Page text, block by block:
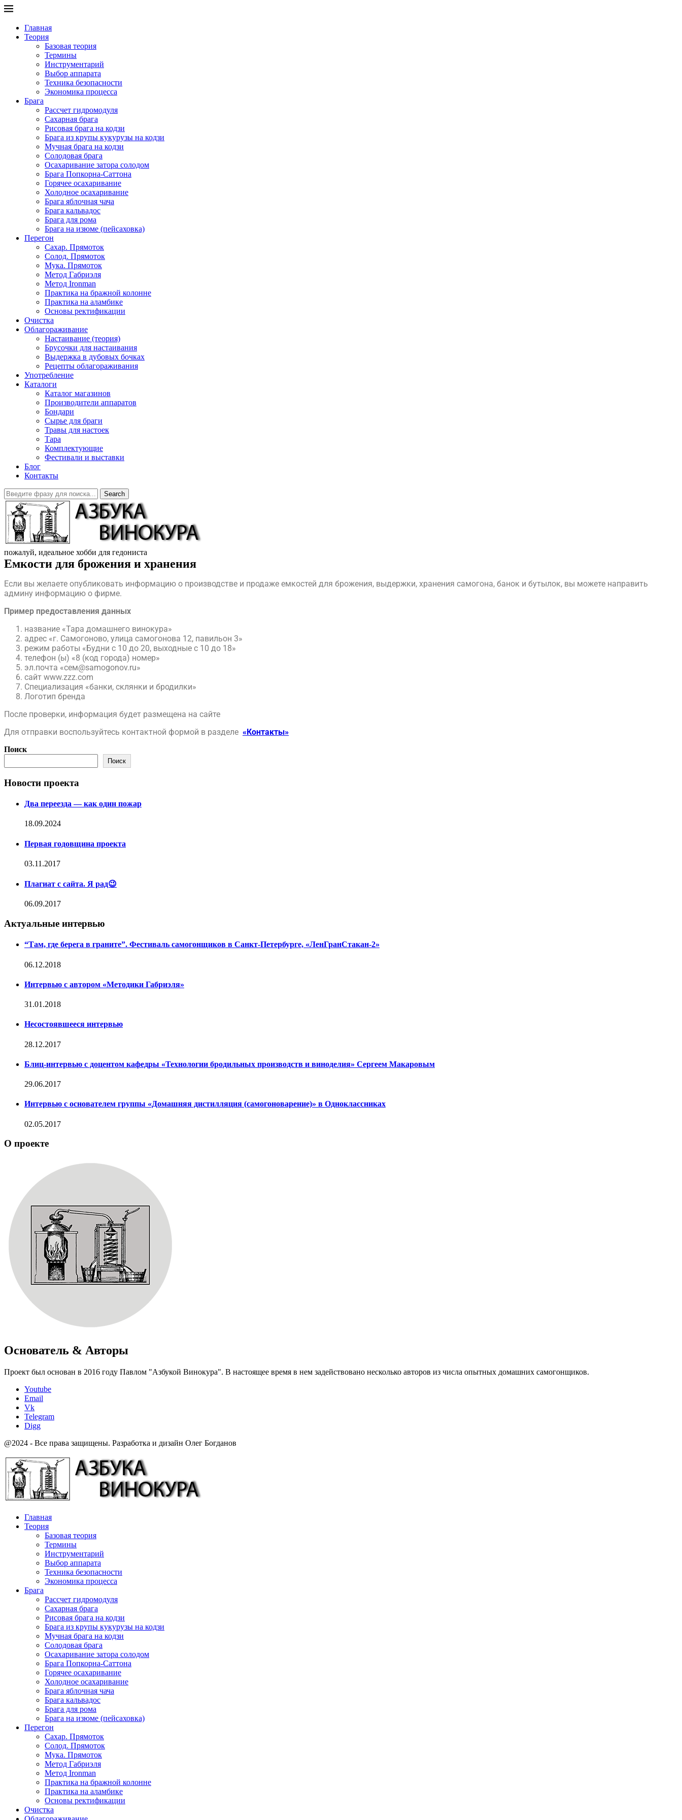
Главная
Теория
Базовая теория
Термины
Инструментарий
Выбор аппарата
Техника безопасности
Экономика процесса
Брага
Рассчет гидромодуля
Сахарная брага
Рисовая брага на кодзи
Брага из крупы кукурузы на кодзи
Мучная брага на кодзи
Солодовая брага
Осахаривание затора солодом
Брага Попкорна-Саттона
Горячее осахаривание
Холодное осахаривание
Брага яблочная чача
Брага кальвадос
Брага для рома
Брага на изюме (пейсаховка)
Перегон
Сахар. Прямоток
Солод. Прямоток
Мука. Прямоток
Метод Габриэля
Метод Ironman
Практика на бражной колонне
Практика на аламбике
Основы ректификации
Очистка
Облагораживание
Настаивание (теория)
Брусочки для настаивания
Выдержка в дубовых бочках
Рецепты облагораживания
Употребление
Каталоги
Каталог магазинов
Производители аппаратов
Бондари
Сырье для браги
Травы для настоек
Тара
Комплектующие
Фестивали и выставки
Блог
Контакты
Search
пожалуй, идеальное хобби для гедониста
Емкости для брожения и хранения
Если вы желаете опубликовать информацию о производстве и продаже емкостей для брожения, выдержки, хранения самогона, банок и бутылок, вы можете направить
админу информацию о фирме.
​Пример предоставления данных
название «Тара домашнего винокура»
адрес «г. Самогоново, улица самогонова 12, павильон 3»
режим работы «Будни с 10 до 20, выходные с 10 до 18»
телефон (ы) «8 (код города) номер»
эл.почта «сем@samogonov.ru»
сайт www.zzz.com
Специализация «банки, склянки и бродилки»
Логотип бренда
​После проверки, информация будет размещена на сайте
Для отправки воспользуйтесь контактной формой в разделе «Контакты»
Поиск
Поиск
Новости проекта
Два переезда — как один пожар
18.09.2024
Первая годовщина проекта
03.11.2017
Плагиат с сайта. Я рад😉
06.09.2017
Актуальные интервью
“Там, где берега в граните”. Фестиваль самогонщиков в Санкт-Петербурге, «ЛенГранСтакан-2»
06.12.2018
Интервью с автором «Методики Габриэля»
31.01.2018
Несостоявшееся интервью
28.12.2017
Блиц-интервью с доцентом кафедры «Технологии бродильных производств и виноделия» Сергеем Макаровым
29.06.2017
Интервью с основателем группы «Домашняя дистилляция (самогоноварение)» в Одноклассниках
02.05.2017
О проекте
Основатель & Авторы
Проект был основан в 2016 году Павлом "Азбукой Винокура". В настоящее время в нем задействовано несколько авторов из числа опытных домашних самогонщиков.
Youtube
Email
Vk
Telegram
Digg
@2024 - Все права защищены. Разработка и дизайн Олег Богданов
Главная
Теория
Базовая теория
Термины
Инструментарий
Выбор аппарата
Техника безопасности
Экономика процесса
Брага
Рассчет гидромодуля
Сахарная брага
Рисовая брага на кодзи
Брага из крупы кукурузы на кодзи
Мучная брага на кодзи
Солодовая брага
Осахаривание затора солодом
Брага Попкорна-Саттона
Горячее осахаривание
Холодное осахаривание
Брага яблочная чача
Брага кальвадос
Брага для рома
Брага на изюме (пейсаховка)
Перегон
Сахар. Прямоток
Солод. Прямоток
Мука. Прямоток
Метод Габриэля
Метод Ironman
Практика на бражной колонне
Практика на аламбике
Основы ректификации
Очистка